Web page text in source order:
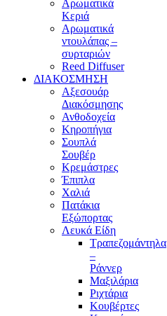
Αρωματικά
Κεριά
Αρωματικά
ντουλάπας –
συρταριών
Reed Diffuser
ΔΙΑΚΟΣΜΗΣΗ
Αξεσουάρ
Διακόσμησης
Ανθοδοχεία
Κηροπήγια
Σουπλά
Σουβέρ
Κρεμάστρες
Έπιπλα
Χαλιά
Πατάκια
Εξώπορτας
Λευκά Είδη
Τραπεζομάντηλα
–
Ράννερ
Μαξιλάρια
Ριχτάρια
Κουβέρτες